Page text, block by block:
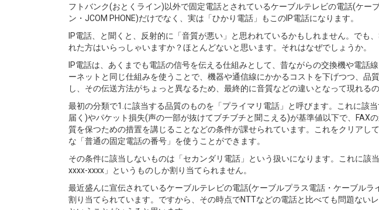
フトバンク(おとくライン)以外で固定電話とされているケーブルテレビの電話(ケー
ン・JCOM PHONE)だけでなく、実は「ひかり電話」もこのIP電話になります。
IP電話、と聞くと、反射的に「音質が悪い」と思われているかもしれません。でも
れた方はいらっしゃいますか？ほとんどないと思います。それはなぜでしょうか。
IP電話は、あくまでも電話の信号を伝える仕組みとして、昔ながらの交換機や電話
ーネットと同じ仕組みを使うことで、機器や通信線にかかるコストを下げつつ、品
し、その伝送方法がちょっと異なるため、最終的に音質などの違いとなって現れるの
最初の分類で1.に該当する品質のものを「プライマリ電話」と呼びます。これに該
届く)やパケット損失(声の一部が抜けてブチブチと聞こえる)が基準値以下で、FAX
質を保つための措置を講じることなどの条件が課せられています。これをクリアし
な「普通の固定電話の番号」を使うことができます。
その条件に該当しないものは「セカンダリ電話」という扱いになります。これに該
xxxx-xxxx」というものしか割り当てられません。
最近盛んに宣伝されているケーブルテレビの電話(ケーブルプラス電話・ケーブルラ
割り当てられています。ですから、その時点でNTTなどの電話と比べても問題ない